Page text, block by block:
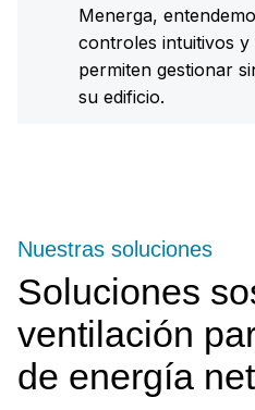
Menerga,
controles intuitivos
permiten gestionar
su edificio.
Soluciones
ventilación
de energía
Nuestras soluciones